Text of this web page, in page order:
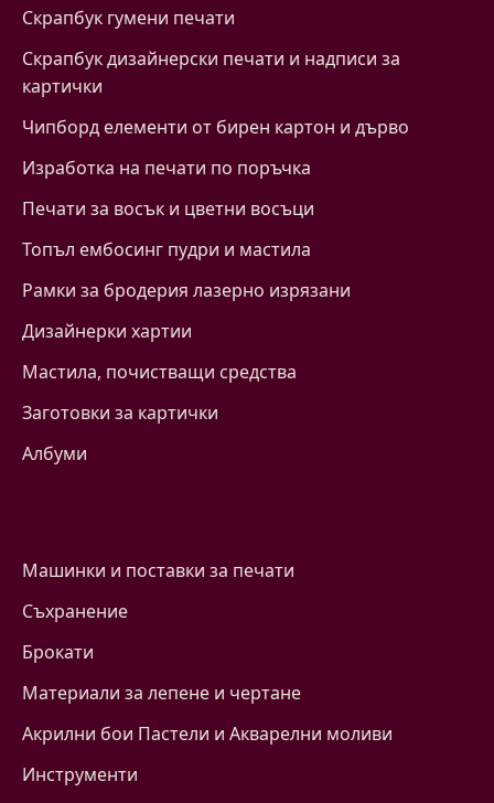
Скрапбук гумени печати
Скрапбук дизайнерски печати и надписи за
картички
Чипборд елементи от бирен картон и дърво
Изработка на печати по поръчка
Печати за восък и цветни восъци
Топъл ембосинг пудри и мастила
Рамки за бродерия лазерно изрязани
Дизайнерки хартии
Mастила, почистващи средства
Заготовки за картички
Албуми
Машинки и поставки за печати
Съхранение
Брокати
Материали за лепене и чертане
Акрилни бои Пастели и Акварелни моливи
Инструменти